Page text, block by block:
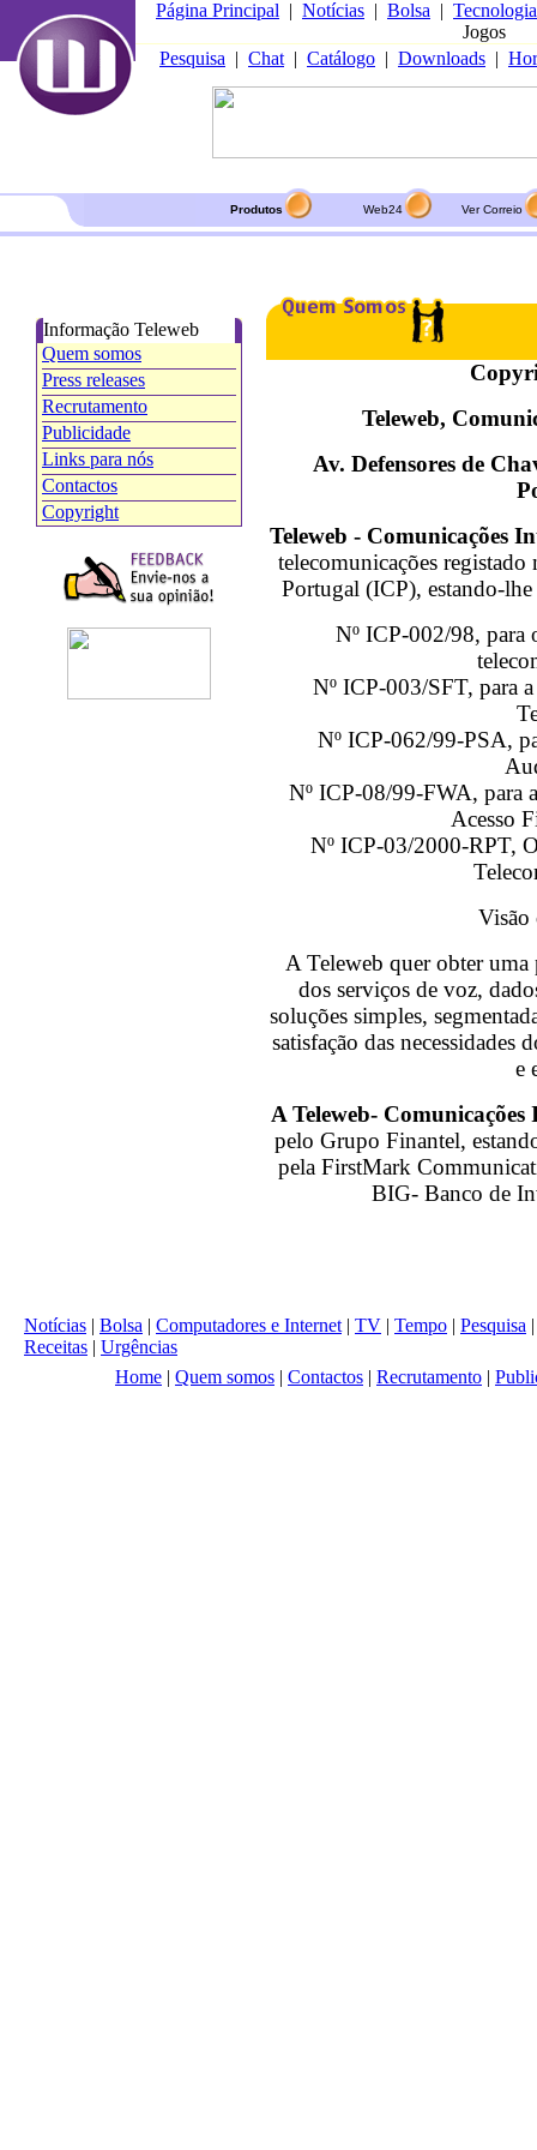
Página Principal | Notícias | Bolsa | Tecnologia
Jogos
Pesquisa | Chat | Catálogo | Downloads |
Produtos Web24 Ver Correio
Informação Teleweb
Quem somos
Press releases
Recrutamento
Publicidade
Links para nós
Contactos
Copyright
Teleweb,
Av. Defensores de
Teleweb - Comunicações
telecomunicações
Portugal (ICP), estando-
Nº ICP-002/98, para
Nº ICP-003/SFT, para
Nº ICP-062/99-PSA,
Nº ICP-08/99-FWA, para
Acesso
Nº ICP-03/2000-RPT,
Visão
A Teleweb quer obter uma
dos serviços de voz,
soluções simples,
satisfação das necessidades
e
A Teleweb-
pelo Grupo Finantel,
pela FirstMark
BIG- Banco de
Notícias | Bolsa | Computadores e Internet | TV | Tempo | Pesquisa
Receitas | Urgências
Home | Quem somos | Contactos | Recrutamento |